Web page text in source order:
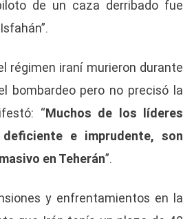
de un caza derribado fue
régimen iraní murieron durante
bombardeo pero no precisó la
“Muchos de los líderes
e imprudente, son
en Teherán”.
y enfrentamientos en la